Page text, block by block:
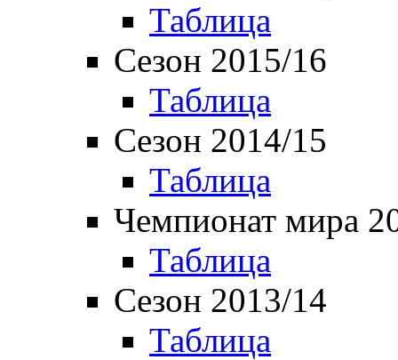
Таблица
Сезон 2015/16
Таблица
Сезон 2014/15
Таблица
Чемпионат мира
Таблица
Сезон 2013/14
Таблица